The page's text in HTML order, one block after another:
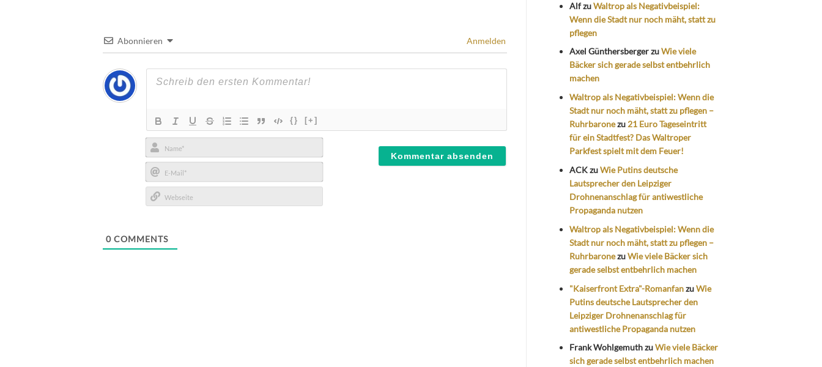
Abonnieren Anmelden
{} [+]
Name*
E-
Mail*
0 COMMENTS
AlfzuWaltrop als Negativbeispiel:
Wenn die Stadt nur noch mäht, statt zu
pflegen
Axel GünthersbergerzuWie viele
Bäcker sich gerade selbst entbehrlich
machen
Waltrop als Negativbeispiel: Wenn die
Stadt nur noch mäht, statt zu pflegen –
Ruhrbaronezu 21 Euro Tageseintritt
für ein Stadtfest? Das Waltroper
Parkfest spielt mit dem Feuer!
ACKzuWie Putins deutsche
Lautsprecher den Leipziger
Drohnenanschlag für antiwestliche
Propaganda nutzen
Waltrop als Negativbeispiel: Wenn die
Stadt nur noch mäht, statt zu pflegen –
RuhrbaronezuWie viele Bäcker sich
gerade selbst entbehrlich machen
"Kaiserfront Extra"-RomanfanzuWie
Putins deutsche Lautsprecher den
Leipziger Drohnenanschlag für
antiwestliche Propaganda nutzen
Frank WohlgemuthzuWie viele Bäcker
sich gerade selbst entbehrlich machen